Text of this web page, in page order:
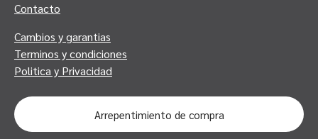
Contacto
Cambios y garantias
Terminos y condiciones
Politica y Privacidad
Arrepentimiento de compra